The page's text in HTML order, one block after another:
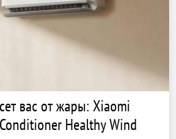
вас от жары: Xiaomi
Healthy Wind